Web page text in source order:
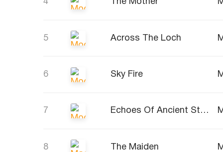
4 The Mother
5 Across The Loch
6 Sky Fire
7 Echoes Of Ancient Stone
8 The Maiden